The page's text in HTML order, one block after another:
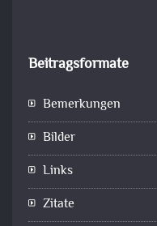
Beitragsformate
Bemerkungen
Bilder
Links
Zitate